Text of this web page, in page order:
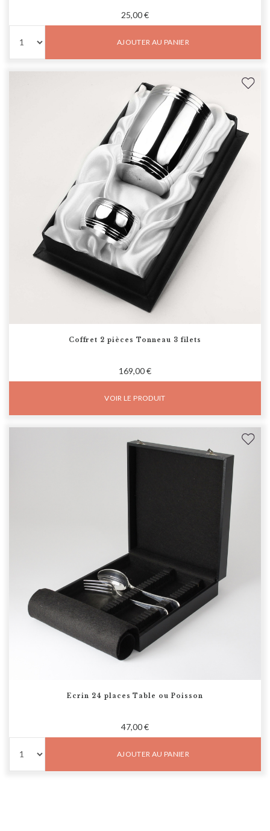
25,00 €
AJOUTER AU PANIER
Coffret 2 pièces Tonneau 3 filets
169,00 €
VOIR LE PRODUIT
Ecrin 24 places Table ou Poisson
47,00 €
AJOUTER AU PANIER